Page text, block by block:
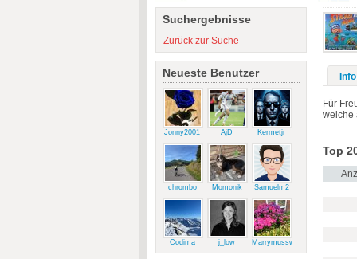
Suchergebnisse
Zurück zur Suche
Neueste Benutzer
Jonny2001 AjD Kermetjr
chrombo Momonik Samuelm2
Codima j_low Marrymussweg
Info
Für
welche
Top